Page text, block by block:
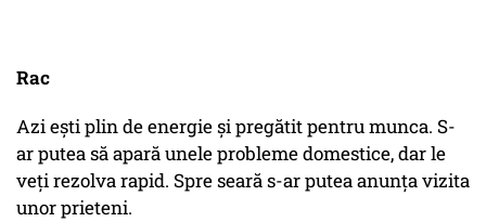
Rac
Azi eşti plin de energie şi pregătit pentru munca. S-
ar putea să apară unele probleme domestice, dar le
veţi rezolva rapid. Spre seară s-ar putea anunţa vizita
unor prieteni.